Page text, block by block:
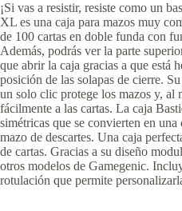
¡Si vas a resistir, resiste como un
XL es una caja para mazos muy
de 100 cartas en doble funda con
Además, podrás ver la parte
que abrir la caja gracias a que está
posición de las solapas de cierre.
un solo clic protege los mazos y, al
fácilmente a las cartas. La caja
simétricas que se convierten en
mazo de descartes. Una caja
de cartas. Gracias a su diseño
otros modelos de Gamegenic.
rotulación que permite